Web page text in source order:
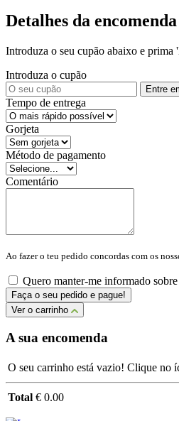
Detalhes da encomenda
Introduza o seu cupão abaixo e prima
Introduza o cupão
Entre
Tempo de entrega
Gorjeta
Método de pagamento
Comentário
Ao fazer o teu pedido concordas com os
Quero manter-me informado sobre
Faça o seu pedido e pague!
Ver o carrinho
A sua encomenda
O seu carrinho está vazio! Clique no
Total € 0.00